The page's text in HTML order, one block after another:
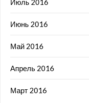
Июль 2016
Июнь 2016
Май 2016
Апрель 2016
Март 2016